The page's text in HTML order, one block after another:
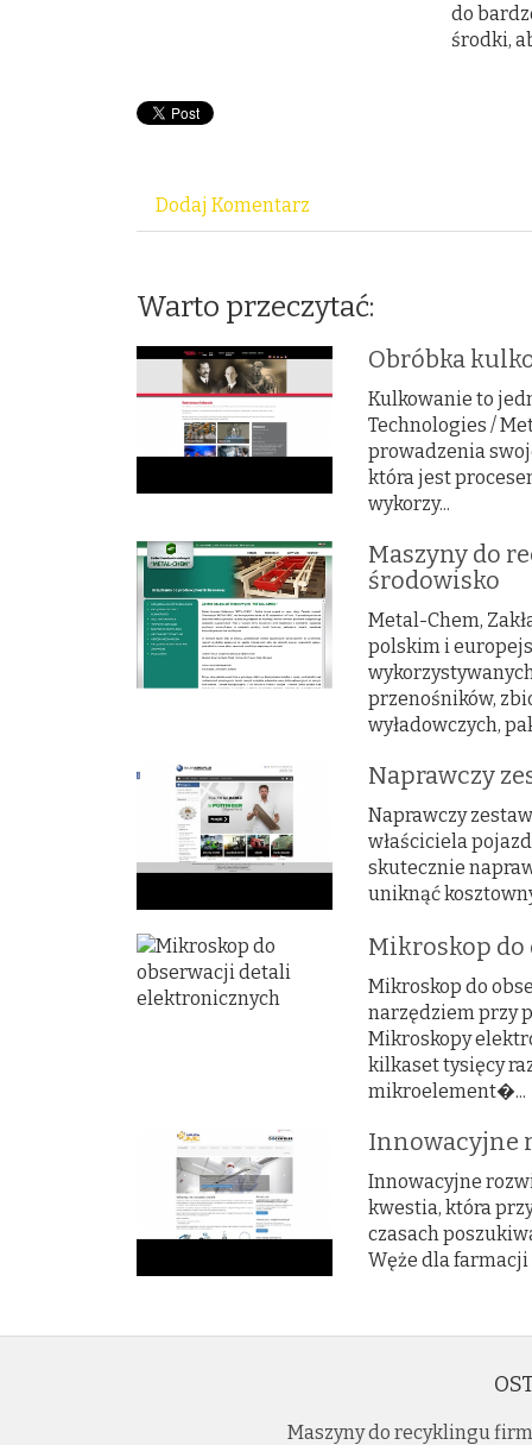
do
środki,
Dodaj Komentarz
Warto przeczytać:
Obróbka
Kulkowanie to
Technologies /
prowadzenia
która jest
wykorzy...
Maszyny do
środowisko
Metal-Chem,
polskim i
przenośników,
wyładowczych,
Naprawczy
Naprawczy
właściciela
skutecznie
uniknąć
Mikroskop
Mikroskop do
narzędziem przy
Mikroskopy
kilkaset tysięcy
mikroelement�...
Innowacyjne
Innowacyjne
kwestia, która
czasach
Węże dla
Maszyny do recyklingu